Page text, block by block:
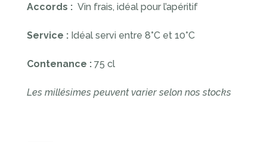
Accords : Vin frais, idéal pour l’apéritif
Service : Idéal servi entre 8°C et 10°C
Contenance : 75 cl
Les millésimes peuvent varier selon nos stocks